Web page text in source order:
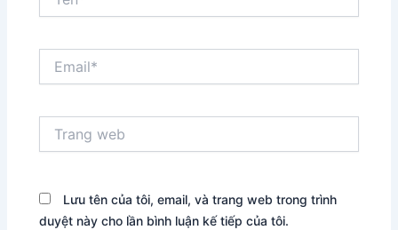
web
Lưu tên của tôi, email, và trang web trong trình
duyệt này cho lần bình luận kế tiếp của tôi.